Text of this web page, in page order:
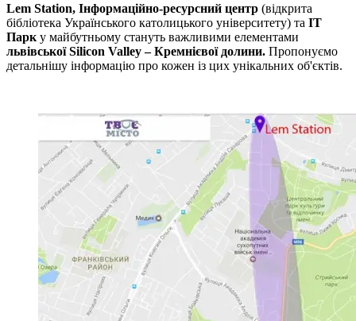
Lem Station, Інформаційно-ресурсний центр (відкрита
бібліотека Українського католицького університету) та ІТ
Парк у майбутньому стануть важливими елементами
львівської Silicon Valley – Кремнієвої долини. Пропонуємо
детальнішу інформацію про кожен із цих унікальних об'єктів.